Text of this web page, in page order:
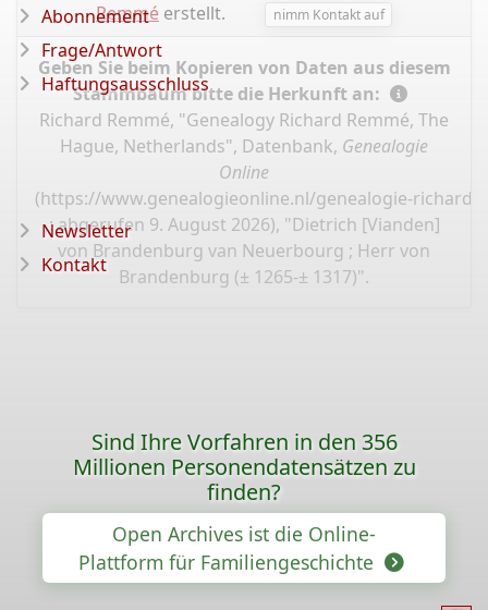
Remmé erstellt. nimm Kontakt auf
Geben Sie beim Kopieren von Daten aus diesem
Stammbaum bitte die Herkunft an:
Richard Remmé, "Genealogy Richard Remmé, The
Hague, Netherlands", Datenbank, Genealogie
Online
(https://www.genealogieonline.nl/genealogie-richard-
: abgerufen 9. August 2026), "Dietrich [Vianden]
von Brandenburg van Neuerbourg ; Herr von
Brandenburg (± 1265-± 1317)".
Abonnement
Frage/Antwort
Haftungsausschluss
Newsletter
Kontakt
Sind Ihre Vorfahren in den 356
Millionen Personendatensätzen zu
finden?
Open Archives ist die Online-
Plattform für Familiengeschichte